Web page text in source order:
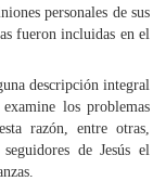
personales de sus
fueron incluidas en el
descripción integral
examine los problemas
razón, entre otras,
de Jesús el